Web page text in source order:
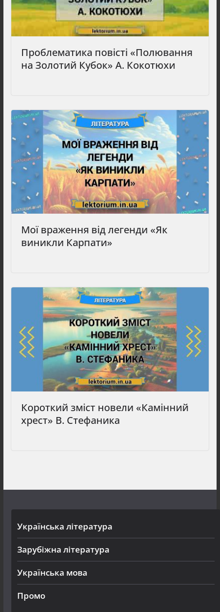
Проблематика повісті «Полювання
на Золотий Кубок» А. Кокотюхи
Мої враження від легенди «Як
виникли Карпати»
Короткий зміст новели «Камінний
хрест» В. Стефаника
Українська література
Зарубіжна література
Українська мова
Промо